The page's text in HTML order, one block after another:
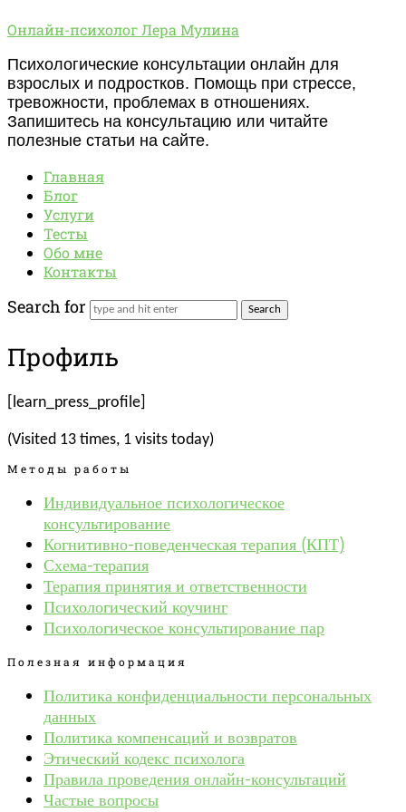
Онлайн-
Лера
Мулина
Онлайн-психолог Лера Мулина
Психологические консультации онлайн для
взрослых и подростков. Помощь при стрессе,
тревожности, проблемах в отношениях.
Запишитесь на консультацию или читайте
полезные статьи на сайте.
Главная
Блог
Услуги
Тесты
Обо мне
Контакты
Search for
Профиль
[learn_press_profile]
(Visited 13 times, 1 visits today)
Методы работы
Индивидуальное психологическое
консультирование
Когнитивно-поведенческая терапия (КПТ)
Схема-терапия
Терапия принятия и ответственности
Психологический коучинг
Психологическое консультирование пар
Полезная информация
Политика конфиденциальности персональных
данных
Политика компенсаций и возвратов
Этический кодекс психолога
Правила проведения онлайн-консультаций
Частые вопросы